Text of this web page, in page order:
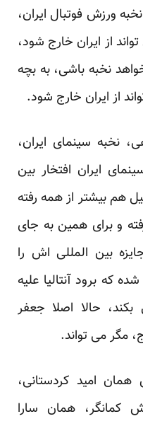
ورزش فوتبال ایران،
از ایران خارج شود،
نخبه باشی، به بچه
از ایران خارج شود.
نخبه سینمای ایران،
ایران افتخار بین
هم بیشتر از همه رفته
و برای همین به جای
بین المللی اش را
که برود آنتالیا علیه
حالا اصلا جعفر
مگر می تواند.
امید کردستانی،
کمانگر، همان سارا